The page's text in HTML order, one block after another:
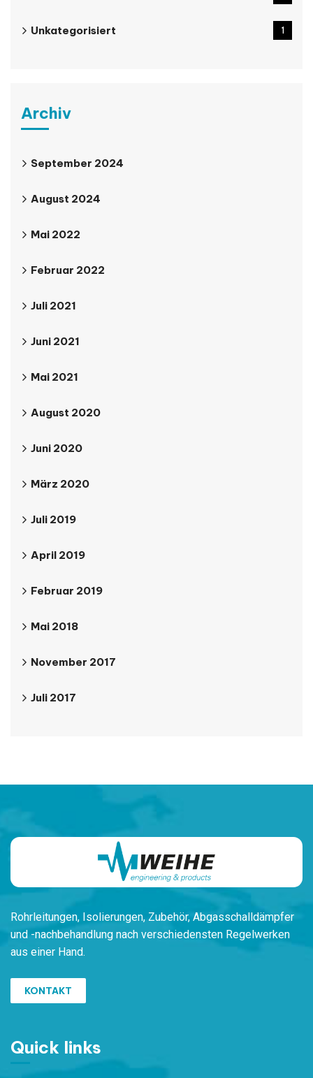
Unkategorisiert 1
Archiv
September 2024
August 2024
Mai 2022
Februar 2022
Juli 2021
Juni 2021
Mai 2021
August 2020
Juni 2020
März 2020
Juli 2019
April 2019
Februar 2019
Mai 2018
November 2017
Juli 2017
Rohrleitungen, Isolierungen, Zubehör, Abgasschalldämpfer
und -nachbehandlung nach verschiedensten Regelwerken
aus einer Hand.
KONTAKT
Quick links